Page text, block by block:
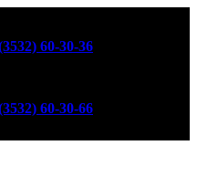
60-30-36
60-30-66